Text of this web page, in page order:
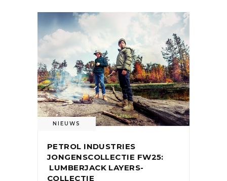
NIEUWS
PETROL INDUSTRIES
JONGENSCOLLECTIE FW25:
LUMBERJACK LAYERS-
COLLECTIE